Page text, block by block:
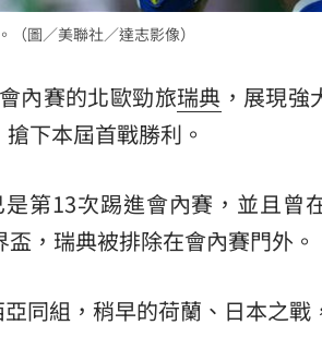
圖／美聯社／達志影像）
內賽的北歐勁旅瑞典 ，展現強
搶下本屆首戰勝利。
第13次踢進會內賽，並且曾
，瑞典被排除在會內賽門外。
同組，稍早的荷蘭、日本之戰